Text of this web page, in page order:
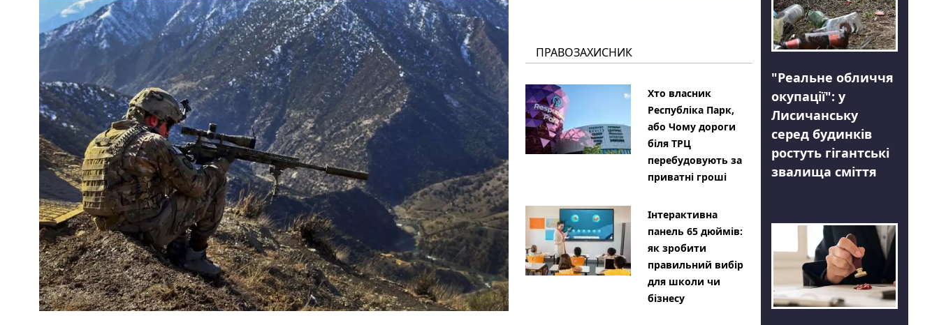
ПРАВОЗАХИСНИК
Хто власник
Республіка Парк,
або Чому дороги
біля ТРЦ
перебудовують за
приватні гроші
Інтерактивна
панель 65 дюймів:
як зробити
правильний вибір
для школи чи
бізнесу
"Реальне обличчя
окупації": у
Лисичанську
серед будинків
ростуть гігантські
звалища сміття